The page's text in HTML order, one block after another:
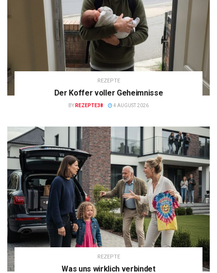
REZEPTE
Der Koffer voller Geheimnisse
BY REZEPTE38 4 AUGUST 2026
REZEPTE
Was uns wirklich verbindet